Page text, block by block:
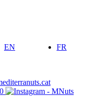
EN FR